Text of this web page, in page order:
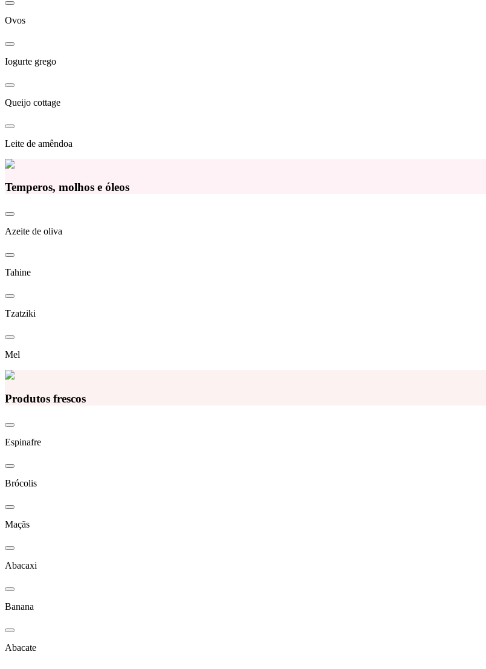
Ovos
Iogurte grego
Queijo cottage
Leite de amêndoa
Temperos, molhos e óleos
Azeite de oliva
Tahine
Tzatziki
Mel
Produtos frescos
Espinafre
Brócolis
Maçãs
Abacaxi
Banana
Abacate